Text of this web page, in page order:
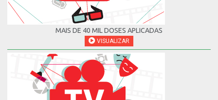
MAIS DE 40 MIL DOSES APLICADAS
VISUALIZAR